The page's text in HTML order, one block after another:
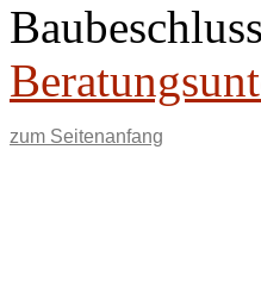
Baubeschluss
zum Seitenanfang